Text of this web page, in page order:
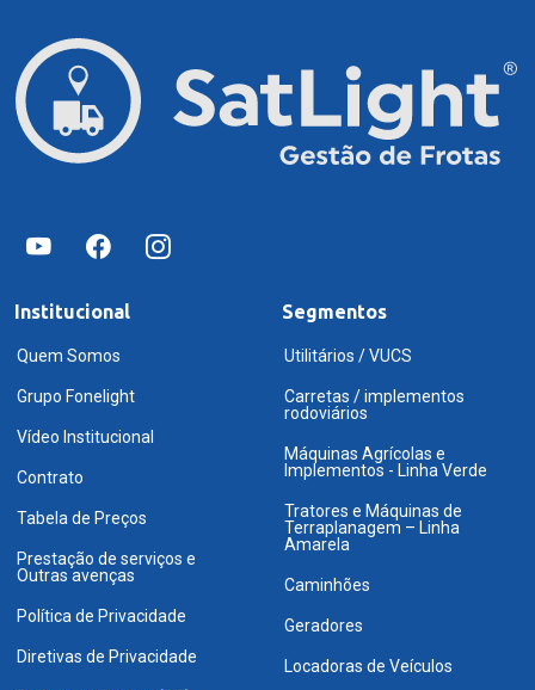
Institucional
Quem Somos
Grupo Fonelight
Vídeo Institucional
Contrato
Tabela de Preços
Prestação de serviços e
Outras avenças
Política de Privacidade
Diretivas de Privacidade
Segmentos
Utilitários / VUCS
Carretas / implementos
rodoviários
Máquinas Agrícolas e
Implementos - Linha Verde
Tratores e Máquinas de
Terraplanagem – Linha
Amarela
Caminhões
Geradores
Locadoras de Veículos